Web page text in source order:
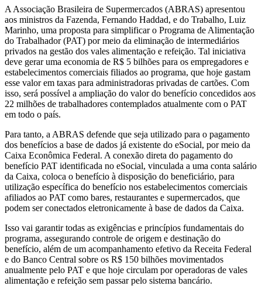
A Associação Brasileira de Supermercados (ABRAS) apresentou
aos ministros da Fazenda, Fernando Haddad, e do Trabalho, Luiz
Marinho, uma proposta para simplificar o Programa de Alimentação
do Trabalhador (PAT) por meio da eliminação de intermediários
privados na gestão dos vales alimentação e refeição. Tal iniciativa
deve gerar uma economia de R$ 5 bilhões para os empregadores e
estabelecimentos comerciais filiados ao programa, que hoje gastam
esse valor em taxas para administradoras privadas de cartões. Com
isso, será possível a ampliação do valor do benefício concedidos aos
22 milhões de trabalhadores contemplados atualmente com o PAT
em todo o país.
Para tanto, a ABRAS defende que seja utilizado para o pagamento
dos benefícios a base de dados já existente do eSocial, por meio da
Caixa Econômica Federal. A conexão direta do pagamento do
benefício PAT identificada no eSocial, vinculada a uma conta salário
da Caixa, coloca o benefício à disposição do beneficiário, para
utilização específica do benefício nos estabelecimentos comerciais
afiliados ao PAT como bares, restaurantes e supermercados, que
podem ser conectados eletronicamente à base de dados da Caixa.
Isso vai garantir todas as exigências e princípios fundamentais do
programa, assegurando controle de origem e destinação do
benefício, além de um acompanhamento efetivo da Receita Federal
e do Banco Central sobre os R$ 150 bilhões movimentados
anualmente pelo PAT e que hoje circulam por operadoras de vales
alimentação e refeição sem passar pelo sistema bancário.